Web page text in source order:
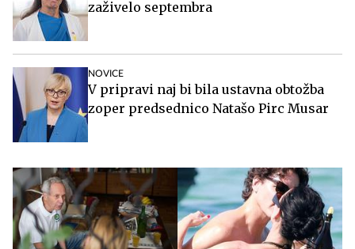
zaživelo septembra
NOVICE
V pripravi naj bi bila ustavna obtožba
zoper predsednico Natašo Pirc Musar